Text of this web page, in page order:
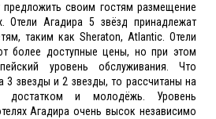
своим гостям размещение
Отели Агадира 5 звёзд принадлежат
таким как Sheraton, Atlantic. Отели
более доступные цены, но при этом
уровень обслуживания. Что
3 звезды и 2 звезды, то рассчитаны на
и молодёжь. Уровень
Агадира очень высок независимо